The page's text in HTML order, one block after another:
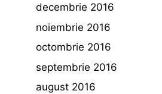
decembrie 2016
noiembrie 2016
octombrie 2016
septembrie 2016
august 2016